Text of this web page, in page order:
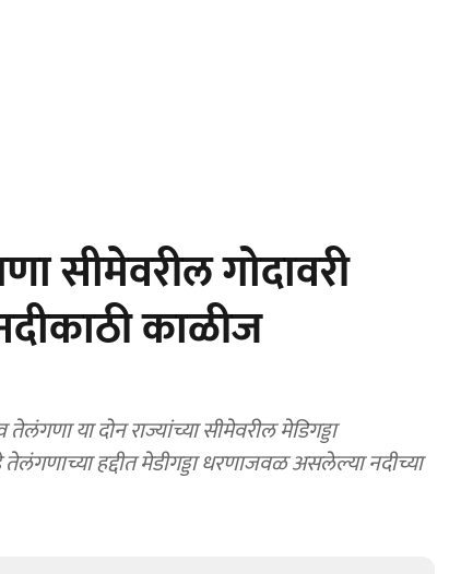
सीमेवरील गोदावरी
काळीज
या दोन राज्यांच्या सीमेवरील मेडिगड्डा
हद्दीत मेडीगड्डा धरणाजवळ असलेल्या नदीच्या